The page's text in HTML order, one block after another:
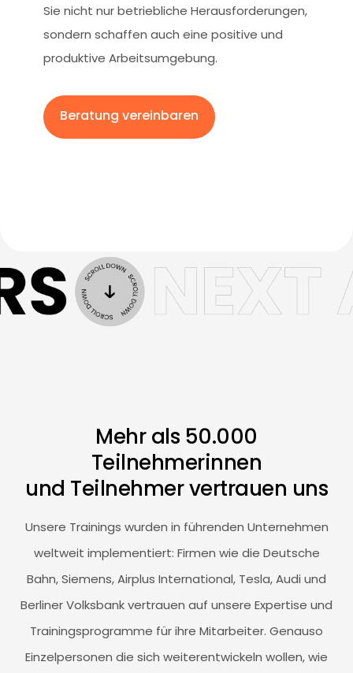
Sie nicht nur betriebliche Herausforderungen,
sondern schaffen auch eine positive und
produktive Arbeitsumgebung.
Beratung vereinbaren
Mehr als 50.000
Teilnehmerinnen
und Teilnehmer vertrauen uns
Unsere Trainings wurden in führenden Unternehmen
weltweit implementiert: Firmen wie die Deutsche
Bahn, Siemens, Airplus International, Tesla, Audi und
Berliner Volksbank vertrauen auf unsere Expertise und
Trainingsprogramme für ihre Mitarbeiter. Genauso
Einzelpersonen die sich weiterentwickeln wollen, wie